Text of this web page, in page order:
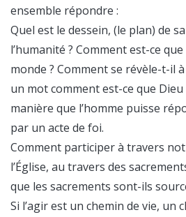
ensemble répondre :
Quel est le dessein, (le plan) de
l’humanité ? Comment est-ce
monde ? Comment se révèle-t-il
un mot comment est-ce que
manière que l’homme puisse
par un acte de foi.
Comment participer à travers
l’Église, au travers des
que les sacrements sont-ils
Si l’agir est un chemin de vie, un